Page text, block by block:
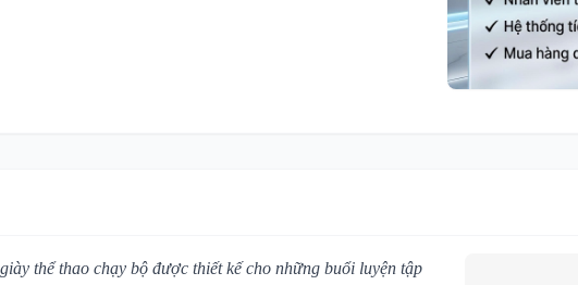
thể thao chạy bộ được thiết kế cho những buổi luyện tập